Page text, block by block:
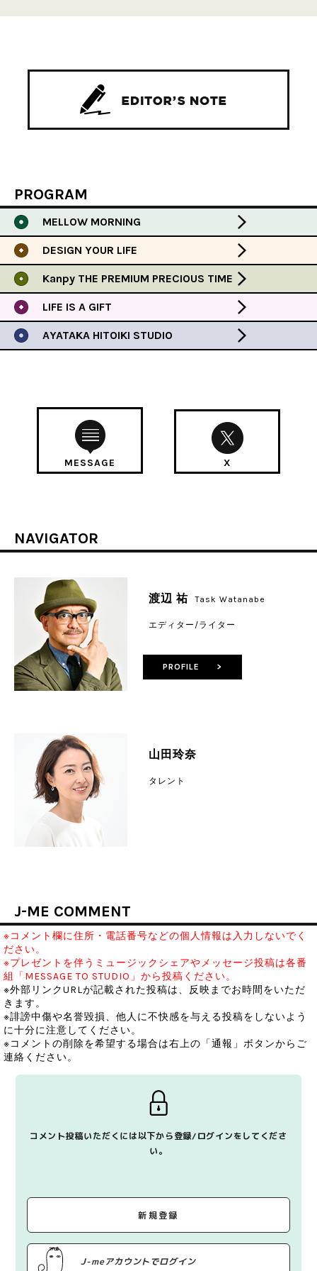
PROGRAM
MELLOW MORNING
DESIGN YOUR LIFE
Kanpy THE PREMIUM PRECIOUS TIME
LIFE IS A GIFT
AYATAKA HITOIKI STUDIO
MESSAGE X
NAVIGATOR
渡辺 祐 Task Watanabe
エディター/ライター
山田玲奈
タレント
PROFILE >
J-ME COMMENT
※コメント欄に住所・電話番号などの個人情報は入力しないでく
ださい。
※プレゼントを伴うミュージックシェアやメッセージ投稿は各番
組「MESSAGE TO STUDIO」から投稿ください。
※外部リンクURLが記載された投稿は、反映までお時間をいただ
きます。
※誹謗中傷や名誉毀損、他人に不快感を与える投稿をしないよう
に十分に注意してください。
※コメントの削除を希望する場合は右上の「通報」ボタンからご
連絡ください。
コメント投稿いただくには以下から登録/ログインをしてくださ
い。
新規登録
J-meアカウントでログイン